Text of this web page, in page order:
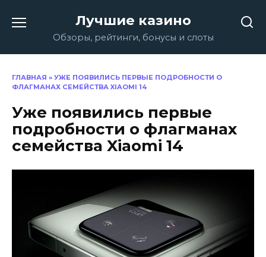
содержанию
Лучшие казино
Обзоры, рейтинги, бонусы и слоты
ГЛАВНАЯ » УЖЕ ПОЯВИЛИСЬ ПЕРВЫЕ ПОДРОБНОСТИ О
ФЛАГМАНАХ СЕМЕЙСТВА XIAOMI 14
Уже появились первые
подробности о флагманах
семейства Xiaomi 14